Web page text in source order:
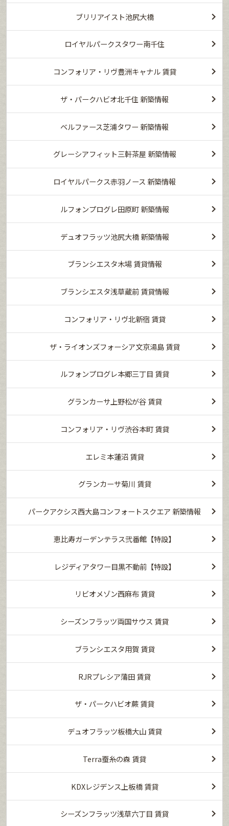
ブリリアイスト池尻大橋
ロイヤルパークスタワー南千住
コンフォリア・リヴ豊洲キャナル 賃貸
ザ・パークハビオ北千住 新築情報
ベルファース芝浦タワー 新築情報
グレーシアフィット三軒茶屋 新築情報
ロイヤルパークス赤羽ノース 新築情報
ルフォンプログレ田原町 新築情報
デュオフラッツ池尻大橋 新築情報
ブランシエスタ木場 賃貸情報
ブランシエスタ浅草蔵前 賃貸情報
コンフォリア・リヴ北新宿 賃貸
ザ・ライオンズフォーシア文京湯島 賃貸
ルフォンプログレ本郷三丁目 賃貸
グランカーサ上野松が谷 賃貸
コンフォリア・リヴ渋谷本町 賃貸
エレミ本蓮沼 賃貸
グランカーサ菊川 賃貸
パークアクシス西大島コンフォートスクエア 新築情報
恵比寿ガーデンテラス弐番館【特設】
レジディアタワー目黒不動前【特設】
リビオメゾン西麻布 賃貸
シーズンフラッツ両国サウス 賃貸
ブランシエスタ用賀 賃貸
RJRプレシア蒲田 賃貸
ザ・パークハビオ蕨 賃貸
デュオフラッツ板橋大山 賃貸
Terra蚕糸の森 賃貸
KDXレジデンス上板橋 賃貸
シーズンフラッツ浅草六丁目 賃貸